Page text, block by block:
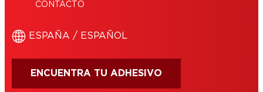
CONTACTO
ESPAÑA / ESPAÑOL
ENCUENTRA TU ADHESIVO